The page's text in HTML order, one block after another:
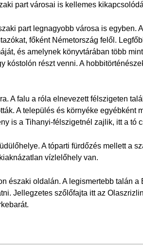
part városai is kellemes
part legnagyobb városa is egyben.
főként Németország felől.
és amelynek könyvtárában több
kóstolón részt venni. A
A falu a róla elnevezett félszigeten
A település és környéke egyébként
is a Tihanyi-félszigetnél zajlik, itt a tó
A tóparti fürdőzés mellett a
vízlelőhely van.
északi oldalán. A legismertebb talán
Jellegzetes szőlőfajta itt az